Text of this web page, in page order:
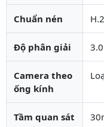
Chuẩn nén
Độ phân giải
Camera theo
ống kính
Tầm quan sát